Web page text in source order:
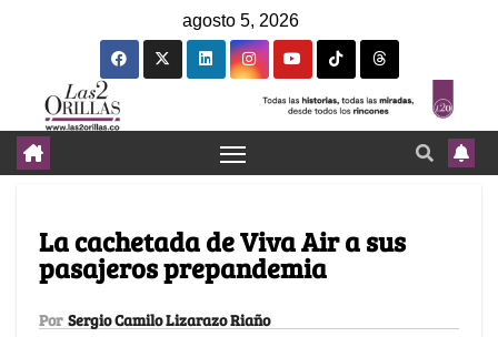
agosto 5, 2026
La cachetada de Viva Air a sus
pasajeros prepandemia
Por Sergio Camilo Lizarazo Riaño